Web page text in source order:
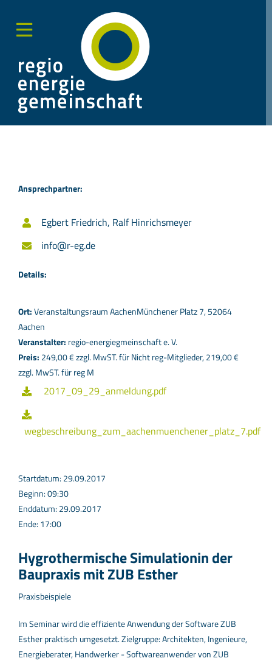
Inhalt
springen
Ansprechpartner:
Egbert Friedrich, Ralf Hinrichsmeyer
info@r-eg.de
Details:
Ort:Veranstaltungsraum AachenMünchener Platz 7, 52064
Aachen
Veranstalter: regio-energiegmeinschaft e. V.
Preis: 249,00 € zzgl. MwST. für Nicht reg-Mitglieder, 219,00 €
zzgl. MwST. für reg M
2017_09_29_anmeldung.pdf
wegbeschreibung_zum_aachenmuenchener_platz_7.pdf
Startdatum: 29.09.2017
Beginn: 09:30
Enddatum: 29.09.2017
Ende: 17:00
Hygrothermische Simulationin der
Baupraxis mit ZUB Esther
Praxisbeispiele
Im Seminar wird die effiziente Anwendung der Software ZUB
Esther praktisch umgesetzt. Zielgruppe: Architekten, Ingenieure,
Energieberater, Handwerker - Softwareanwender von ZUB
Sliding